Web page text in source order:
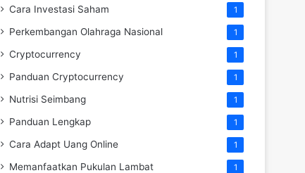
Cara Investasi Saham 1
Perkembangan Olahraga Nasional 1
Cryptocurrency 1
Panduan Cryptocurrency 1
Nutrisi Seimbang 1
Panduan Lengkap 1
Cara Adapt Uang Online 1
Memanfaatkan Pukulan Lambat 1